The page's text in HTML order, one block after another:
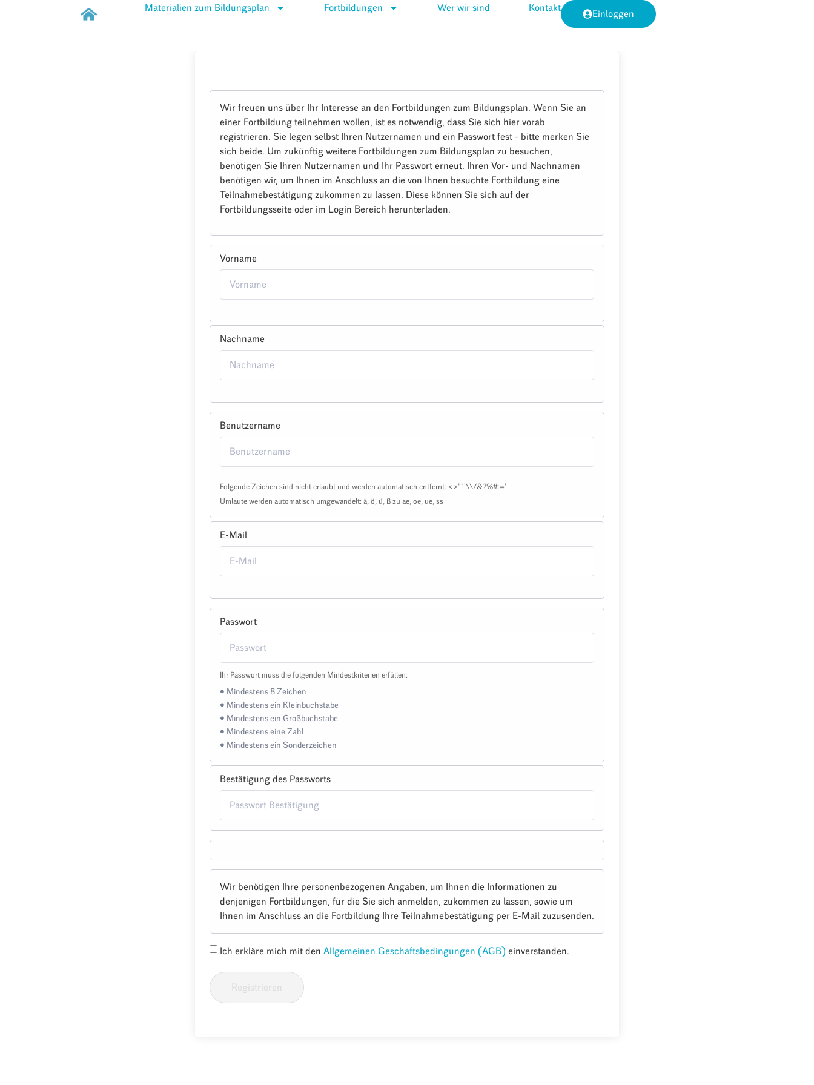
Materialien zum Bildungsplan Fortbildungen Wer wir sind Kontakt
Einloggen
Wir freuen uns über Ihr Interesse an den Fortbildungen zum Bildungsplan. Wenn Sie an
einer Fortbildung teilnehmen wollen, ist es notwendig, dass Sie sich hier vorab
registrieren. Sie legen selbst Ihren Nutzernamen und ein Passwort fest - bitte merken Sie
sich beide. Um zukünftig weitere Fortbildungen zum Bildungsplan zu besuchen,
benötigen Sie Ihren Nutzernamen und Ihr Passwort erneut. Ihren Vor- und Nachnamen
benötigen wir, um Ihnen im Anschluss an die von Ihnen besuchte Fortbildung eine
Teilnahmebestätigung zukommen zu lassen. Diese können Sie sich auf der
Fortbildungsseite oder im Login Bereich herunterladen.
Vorname
Nachname
Benutzername
Folgende Zeichen sind nicht erlaubt und werden automatisch entfernt: <>""'\\/&?%#:='
Umlaute werden automatisch umgewandelt: ä, ö, ü, ß zu ae, oe, ue, ss
E-Mail
Passwort
Ihr Passwort muss die folgenden Mindestkriterien erfüllen:
• Mindestens 8 Zeichen
• Mindestens ein Kleinbuchstabe
• Mindestens ein Großbuchstabe
• Mindestens eine Zahl
• Mindestens ein Sonderzeichen
Bestätigung des Passworts
Wir benötigen Ihre personenbezogenen Angaben, um Ihnen die Informationen zu
denjenigen Fortbildungen, für die Sie sich anmelden, zukommen zu lassen, sowie um
Ihnen im Anschluss an die Fortbildung Ihre Teilnahmebestätigung per E-Mail zuzusenden.
Ich erkläre mich mit den Allgemeinen Geschäftsbedingungen (AGB) einverstanden.
Registrieren